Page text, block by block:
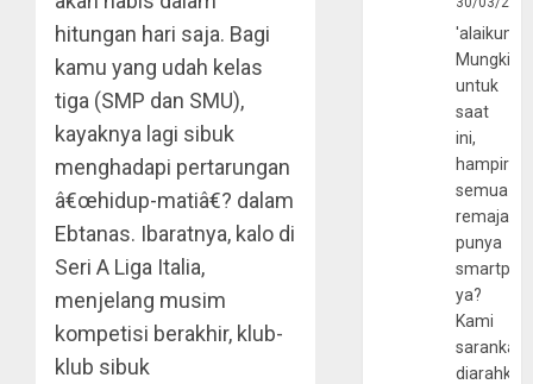
hitungan hari saja. Bagi
kamu yang udah kelas
tiga (SMP dan SMU),
kayaknya lagi sibuk
menghadapi pertarungan
â€œhidup-matiâ€? dalam
Ebtanas. Ibaratnya, kalo di
Seri A Liga Italia,
menjelang musim
kompetisi berakhir, klub-
klub sibuk
Mungkin
untuk
saat
ini,
hampir
semua
remaja
punya
ya?
Kami
sarankan,
diarahkan